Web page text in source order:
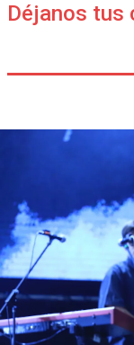
Déjanos tus